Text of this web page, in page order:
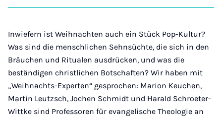
auf auf auf auf über
Mail
Inwiefern ist Weihnachten auch ein Stück Pop-Kultur?
Was sind die menschlichen Sehnsüchte, die sich in den
Bräuchen und Ritualen ausdrücken, und was die
beständigen christlichen Botschaften? Wir haben mit
„Weihnachts-Experten“ gesprochen: Marion Keuchen,
Martin Leutzsch, Jochen Schmidt und Harald Schroeter-
Wittke sind Professoren für evangelische Theologie an